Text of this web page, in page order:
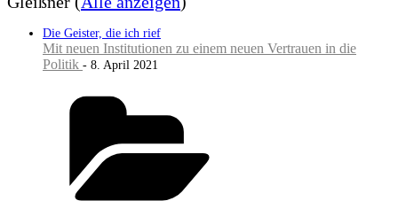
Die Geister, die ich rief
Mit neuen Institutionen zu einem neuen Vertrauen in die
Politik - 8. April 2021